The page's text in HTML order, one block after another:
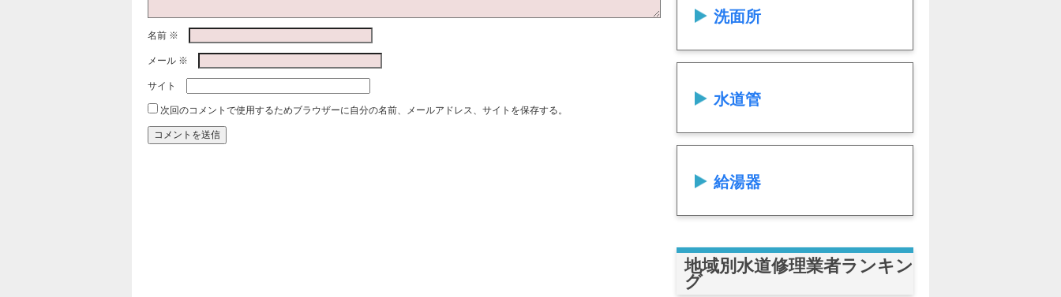
名前 ※
メール ※
サイト
次回のコメントで使用するためブラウザーに自分の名前、メールアドレス、サイトを保存する。
洗面所
水道管
給湯器
地域別水道修理業者ランキン
グ